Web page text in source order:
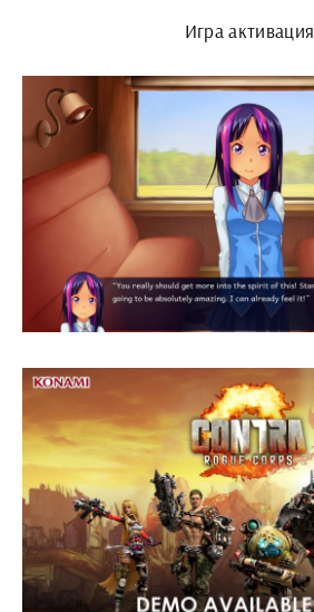
Игра активация